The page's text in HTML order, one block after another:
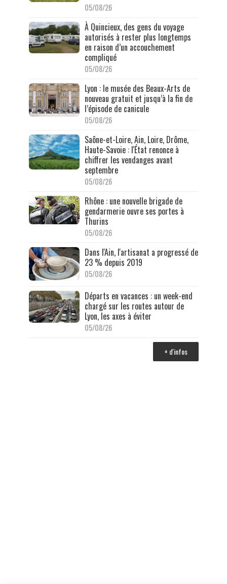
05/08/26
À Quincieux, des gens du voyage
autorisés à rester plus longtemps
en raison d’un accouchement
compliqué
05/08/26
Lyon : le musée des Beaux-Arts de
nouveau gratuit et jusqu’à la fin de
l’épisode de canicule
05/08/26
Saône-et-Loire, Ain, Loire, Drôme,
Haute-Savoie : l'État renonce à
chiffrer les vendanges avant
septembre
05/08/26
Rhône : une nouvelle brigade de
gendarmerie ouvre ses portes à
Thurins
05/08/26
Dans l'Ain, l'artisanat a progressé de
23 % depuis 2019
05/08/26
Départs en vacances : un week-end
chargé sur les routes autour de
Lyon, les axes à éviter
05/08/26
+ d'infos